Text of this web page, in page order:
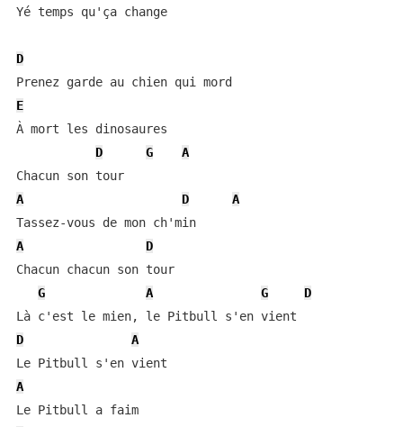
Yé temps qu'ça change
D
E
À mort les dinosaures
D
G
A
Chacun son tour
A
D
A
Tassez-vous de mon ch'min
A
D
Chacun chacun son tour
G
A G
D
D
A
A
Le Pitbull a faim